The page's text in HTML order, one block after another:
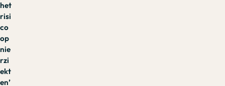
het
risi
co
op
nie
rzi
ekt
en’